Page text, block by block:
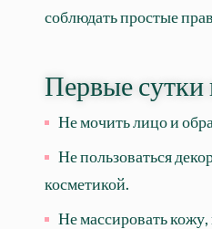
соблюдать простые
Первые сутки
Не мочить лицо и
Не пользоваться
косметикой.
Не массировать кожу,